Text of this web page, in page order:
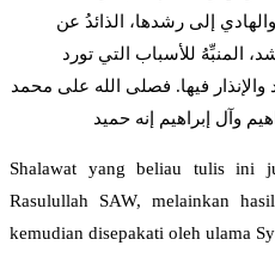
والهادي إلى رشدها، الذائدُ عن
المنبِّهُ للأسباب التي تورد
والإنذار فيها. فصلى الله على محمد
Shalawat yang beliau tulis ini
Rasulullah SAW, melainkan
kemudian disepakati oleh ulama